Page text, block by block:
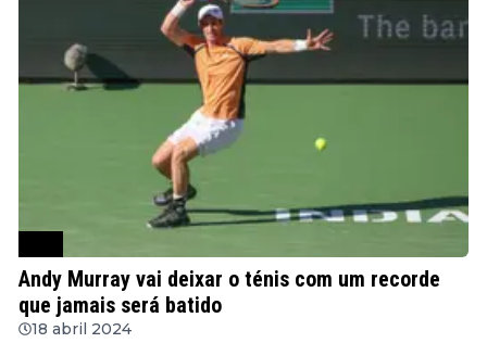
Andy Murray vai deixar o ténis com um recorde
que jamais será batido
18 abril 2024